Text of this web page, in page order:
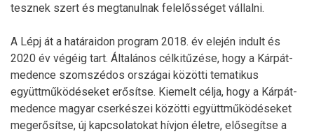
tesznek szert és megtanulnak felelősséget vállalni.
A Lépj át a határaidon program 2018. év elején indult és
2020 év végéig tart. Általános célkitűzése, hogy a Kárpát-
medence szomszédos országai közötti tematikus
együttműködéseket erősítse. Kiemelt célja, hogy a Kárpát-
medence magyar cserkészei közötti együttműködéseket
megerősítse, új kapcsolatokat hívjon életre, elősegítse a